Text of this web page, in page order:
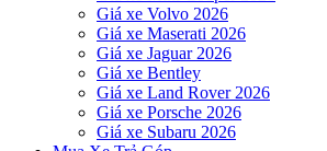
Giá xe Volvo 2026
Giá xe Maserati 2026
Giá xe Jaguar 2026
Giá xe Bentley
Giá xe Land Rover 2026
Giá xe Porsche 2026
Giá xe Subaru 2026